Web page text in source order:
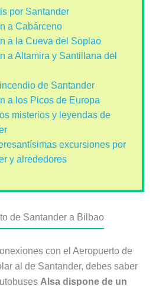
por Santander
a Cabárceno
a la Cueva del Soplao
a Altamira y Santillana del
de Santander
a los Picos de Europa
misterios y leyendas de
excursiones por
y alrededores
de Santander a Bilbao
con el Aeropuerto de
al de Santander, debes saber
Alsa dispone de un